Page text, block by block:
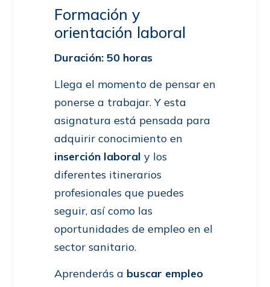
Formación y
orientación laboral
Duración: 50 horas
Llega el momento de pensar en
ponerse a trabajar. Y esta
asignatura está pensada para
adquirir conocimiento en
inserción laboral y los
diferentes itinerarios
profesionales que puedes
seguir, así como las
oportunidades de empleo en el
sector sanitario.
Aprenderás a buscar empleo